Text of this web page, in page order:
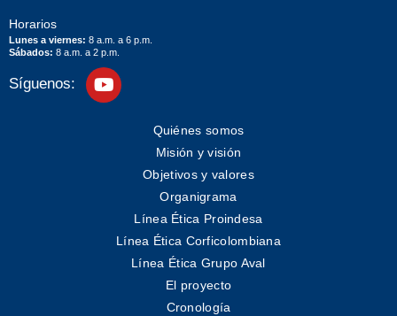
Horarios
Lunes a viernes: 8 a.m. a 6 p.m.
Sábados: 8 a.m. a 2 p.m.
Síguenos:
Quiénes somos
Misión y visión
Objetivos y valores
Organigrama
Línea Ética Proindesa
Línea Ética Corficolombiana
Línea Ética Grupo Aval
El proyecto
Cronología